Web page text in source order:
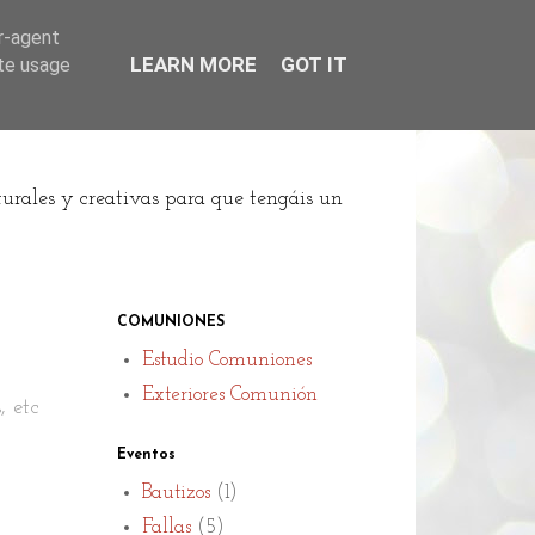
y creativas para que tengáis un
etc
COMUNIONES
Estudio Comuniones
Exteriores Comunión
Eventos
Bautizos (1)
Fallas (5)
agent
usage
LEARN MORE GOT IT